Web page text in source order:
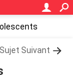
Sujet Suivant